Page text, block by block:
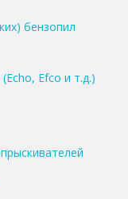
бензопил
Efco и т.д.)